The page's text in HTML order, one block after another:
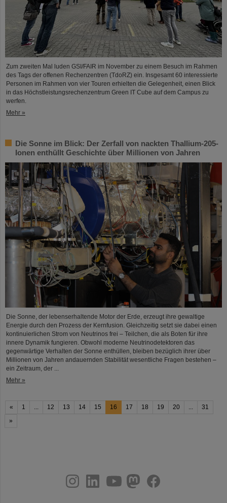
Zum zweiten Mal luden GSI/FAIR im November zu einem Besuch im Rahmen
des Tags der offenen Rechenzentren (TdoRZ) ein. Insgesamt 60 interessierte
Personen im Rahmen von vier Touren erhielten die Gelegenheit, einen Blick
in das Höchstleistungsrechenzentrum Green IT Cube auf dem Campus zu
werfen.
Mehr »
Die Sonne im Blick: Der Zerfall von nackten Thallium-205-
Ionen enthüllt Geschichte über Millionen von Jahren
Die Sonne, der lebenserhaltende Motor der Erde, erzeugt ihre gewaltige
Energie durch den Prozess der Kernfusion. Gleichzeitig setzt sie dabei einen
kontinuierlichen Strom von Neutrinos frei – Teilchen, die als Boten für ihre
innere Dynamik fungieren. Obwohl moderne Neutrinodetektoren das
gegenwärtige Verhalten der Sonne enthüllen, bleiben bezüglich ihrer über
Millionen von Jahren andauernden Stabilität wesentliche Fragen bestehen –
ein Zeitraum, der ...
Mehr »
« 1 12 13 14 15 16 17 18 19 20
31
»
youtubehelmholtz.socialfacebook